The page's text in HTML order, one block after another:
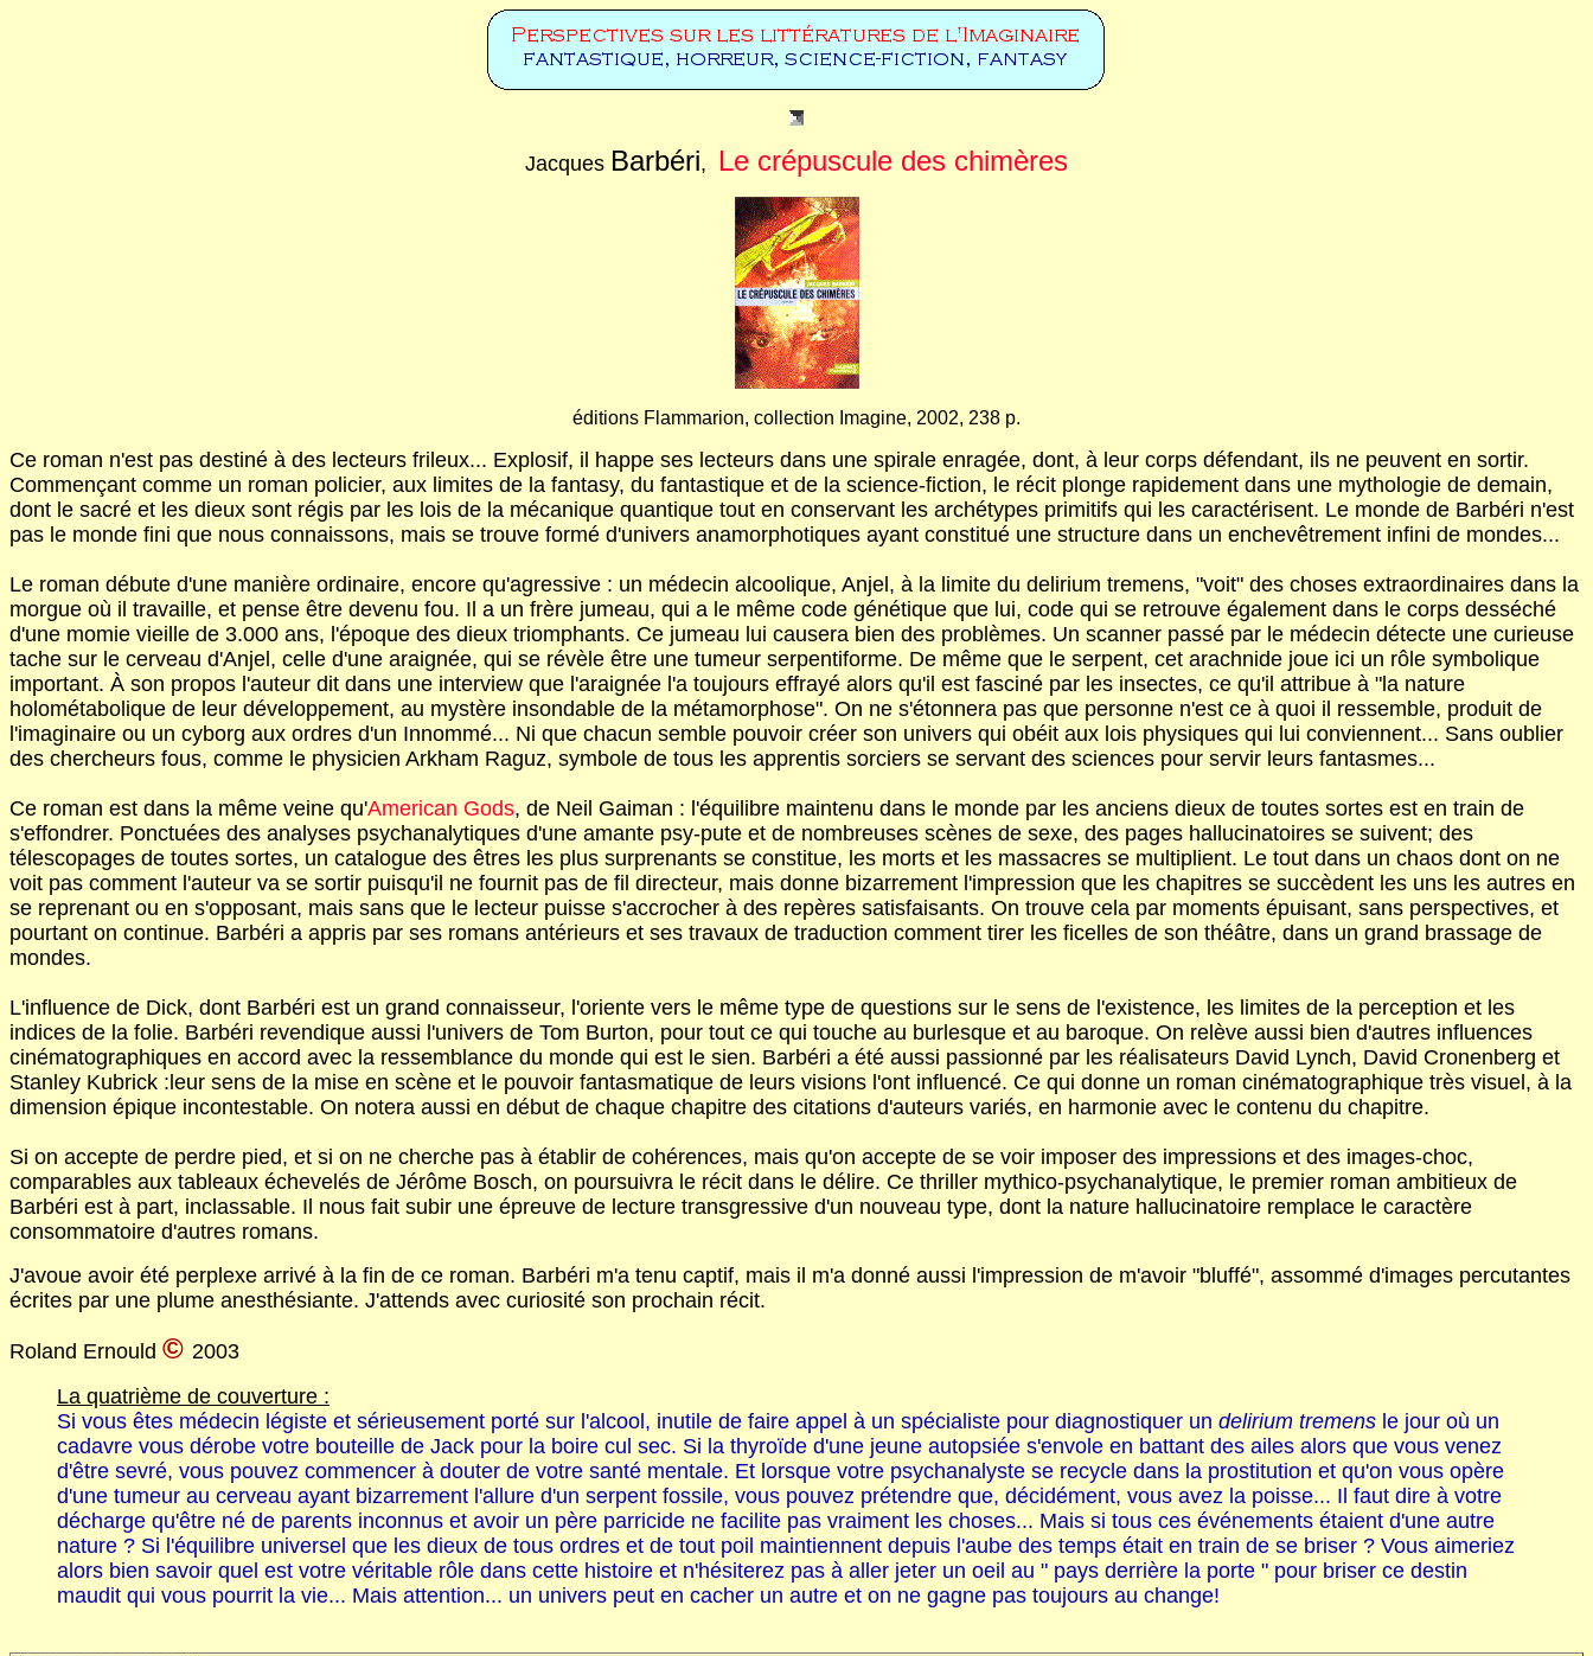
Jacques Barbéri, Le crépuscule des chimères
éditions Flammarion, collection Imagine, 2002, 238 p.
Ce roman n'est pas destiné à des lecteurs frileux... Explosif, il happe ses lecteurs dans une spirale enragée, dont, à leur corps défendant, ils ne peuvent en sortir.
Commençant comme un roman policier, aux limites de la fantasy, du fantastique et de la science-fiction, le récit plonge rapidement dans une mythologie de demain,
dont le sacré et les dieux sont régis par les lois de la mécanique quantique tout en conservant les archétypes primitifs qui les caractérisent. Le monde de Barbéri n'est
pas le monde fini que nous connaissons, mais se trouve formé d'univers anamorphotiques ayant constitué une structure dans un enchevêtrement infini de mondes...
Le roman débute d'une manière ordinaire, encore qu'agressive : un médecin alcoolique, Anjel, à la limite du delirium tremens, "voit" des choses extraordinaires dans la
morgue où il travaille, et pense être devenu fou. Il a un frère jumeau, qui a le même code génétique que lui, code qui se retrouve également dans le corps desséché
d'une momie vieille de 3.000 ans, l'époque des dieux triomphants. Ce jumeau lui causera bien des problèmes. Un scanner passé par le médecin détecte une curieuse
tache sur le cerveau d'Anjel, celle d'une araignée, qui se révèle être une tumeur serpentiforme. De même que le serpent, cet arachnide joue ici un rôle symbolique
important. À son propos l'auteur dit dans une interview que l'araignée l'a toujours effrayé alors qu'il est fasciné par les insectes, ce qu'il attribue à "la nature
holométabolique de leur développement, au mystère insondable de la métamorphose". On ne s'étonnera pas que personne n'est ce à quoi il ressemble, produit de
l'imaginaire ou un cyborg aux ordres d'un Innommé... Ni que chacun semble pouvoir créer son univers qui obéit aux lois physiques qui lui conviennent... Sans oublier
des chercheurs fous, comme le physicien Arkham Raguz, symbole de tous les apprentis sorciers se servant des sciences pour servir leurs fantasmes...
Ce roman est dans la même veine qu'American Gods, de Neil Gaiman : l'équilibre maintenu dans le monde par les anciens dieux de toutes sortes est en train de
s'effondrer. Ponctuées des analyses psychanalytiques d'une amante psy-pute et de nombreuses scènes de sexe, des pages hallucinatoires se suivent; des
télescopages de toutes sortes, un catalogue des êtres les plus surprenants se constitue, les morts et les massacres se multiplient. Le tout dans un chaos dont on ne
voit pas comment l'auteur va se sortir puisqu'il ne fournit pas de fil directeur, mais donne bizarrement l'impression que les chapitres se succèdent les uns les autres en
se reprenant ou en s'opposant, mais sans que le lecteur puisse s'accrocher à des repères satisfaisants. On trouve cela par moments épuisant, sans perspectives, et
pourtant on continue. Barbéri a appris par ses romans antérieurs et ses travaux de traduction comment tirer les ficelles de son théâtre, dans un grand brassage de
mondes.
L'influence de Dick, dont Barbéri est un grand connaisseur, l'oriente vers le même type de questions sur le sens de l'existence, les limites de la perception et les
indices de la folie. Barbéri revendique aussi l'univers de Tom Burton, pour tout ce qui touche au burlesque et au baroque. On relève aussi bien d'autres influences
cinématographiques en accord avec la ressemblance du monde qui est le sien. Barbéri a été aussi passionné par les réalisateurs David Lynch, David Cronenberg et
Stanley Kubrick :leur sens de la mise en scène et le pouvoir fantasmatique de leurs visions l'ont influencé. Ce qui donne un roman cinématographique très visuel, à la
dimension épique incontestable. On notera aussi en début de chaque chapitre des citations d'auteurs variés, en harmonie avec le contenu du chapitre.
Si on accepte de perdre pied, et si on ne cherche pas à établir de cohérences, mais qu'on accepte de se voir imposer des impressions et des images-choc,
comparables aux tableaux échevelés de Jérôme Bosch, on poursuivra le récit dans le délire. Ce thriller mythico-psychanalytique, le premier roman ambitieux de
Barbéri est à part, inclassable. Il nous fait subir une épreuve de lecture transgressive d'un nouveau type, dont la nature hallucinatoire remplace le caractère
consommatoire d'autres romans.
J'avoue avoir été perplexe arrivé à la fin de ce roman. Barbéri m'a tenu captif, mais il m'a donné aussi l'impression de m'avoir "bluffé", assommé d'images percutantes
écrites par une plume anesthésiante. J'attends avec curiosité son prochain récit.
Roland Ernould © 2003
La quatrième de couverture :
Si vous êtes médecin légiste et sérieusement porté sur l'alcool, inutile de faire appel à un spécialiste pour diagnostiquer un delirium tremens le jour où un
cadavre vous dérobe votre bouteille de Jack pour la boire cul sec. Si la thyroïde d'une jeune autopsiée s'envole en battant des ailes alors que vous venez
d'être sevré, vous pouvez commencer à douter de votre santé mentale. Et lorsque votre psychanalyste se recycle dans la prostitution et qu'on vous opère
d'une tumeur au cerveau ayant bizarrement l'allure d'un serpent fossile, vous pouvez prétendre que, décidément, vous avez la poisse... Il faut dire à votre
décharge qu'être né de parents inconnus et avoir un père parricide ne facilite pas vraiment les choses... Mais si tous ces événements étaient d'une autre
nature ? Si l'équilibre universel que les dieux de tous ordres et de tout poil maintiennent depuis l'aube des temps était en train de se briser ? Vous aimeriez
alors bien savoir quel est votre véritable rôle dans cette histoire et n'hésiterez pas à aller jeter un oeil au " pays derrière la porte " pour briser ce destin
maudit qui vous pourrit la vie... Mais attention... un univers peut en cacher un autre et on ne gagne pas toujours au change!